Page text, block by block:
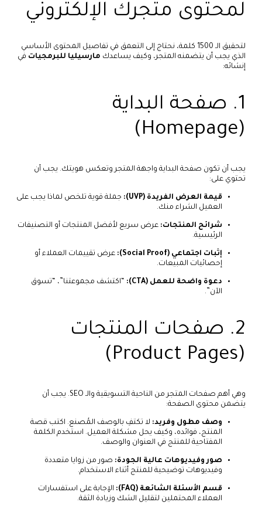
لمحتوى متجرك الإلكتروني
لتحقيق الـ 1500 كلمة، نحتاج إلى التعمق في تفاصيل المحتوى الأساسي
الذي يجب أن يتضمنه المتجر، وكيف يساعدك مارسيليا للبرمجيات في
إنشائه:
1. صفحة البداية
(Homepage)
يجب أن تكون صفحة البداية واجهة المتجر وتعكس هويتك. يجب أن
تحتوي على:
قيمة العرض الفريدة (UVP):
جملة قوية تلخص لماذا يجب على
العميل الشراء منك.
شرائح المنتجات: عرض سريع لأفضل المنتجات أو التصنيفات
الرئيسية.
إثبات اجتماعي (Social Proof):
عرض تقييمات العملاء أو
إحصائيات المبيعات.
دعوة واضحة للعمل (CTA):
“اكتشف مجموعتنا”، “تسوق
الآن”.
2. صفحات المنتجات
(Product Pages)
وهي أهم صفحات المتجر من الناحية التسويقية والـ SEO. يجب أن
يتضمن محتوى الصفحة:
وصف مطول وفريد: لا تكتفِ بالوصف المُصنع. اكتب قصة
المنتج، فوائده، وكيف يحل مشكلة العميل. استخدم الكلمة
المفتاحية للمنتج في العنوان والوصف.
صور وفيديوهات عالية الجودة: صور من زوايا متعددة
وفيديوهات توضيحية للمنتج أثناء الاستخدام.
قسم الأسئلة الشائعة (FAQ):
الإجابة على استفسارات
العملاء المحتملين لتقليل الشك وزيادة الثقة.